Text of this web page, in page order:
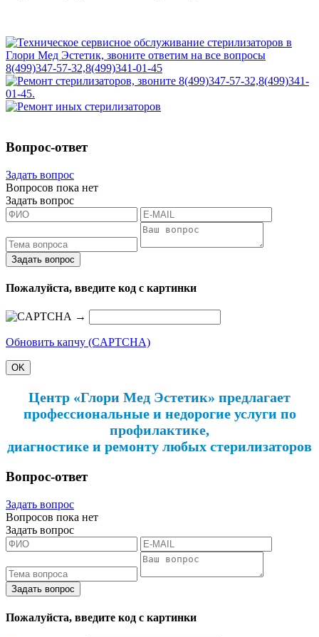
Вопрос-ответ
Задать вопрос
Вопросов пока нет
Задать вопрос
Задать вопрос
Пожалуйста, введите код с картинки
→
Обновить капчу (CAPTCHA)
OK
Центр «Глори Мед Эстетик» предлагает
профессиональные и недорогие услуги по
профилактике,
диагностике и ремонту любых стерилизаторов
Вопрос-ответ
Задать вопрос
Вопросов пока нет
Задать вопрос
Задать вопрос
Пожалуйста, введите код с картинки